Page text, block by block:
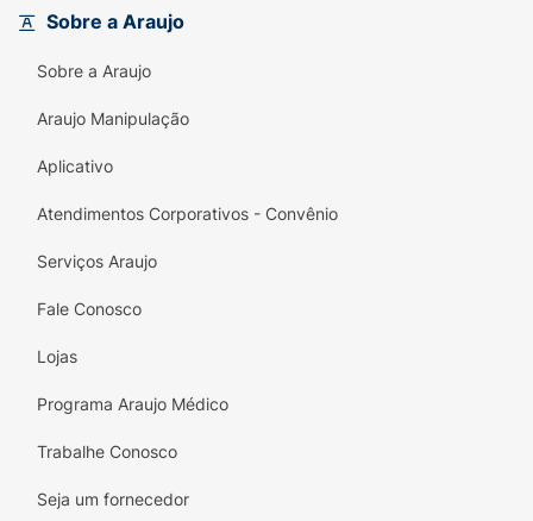
Sobre a Araujo
Sobre a Araujo
Araujo Manipulação
Aplicativo
Atendimentos Corporativos - Convênio
Serviços Araujo
Fale Conosco
Lojas
Programa Araujo Médico
Trabalhe Conosco
Seja um fornecedor